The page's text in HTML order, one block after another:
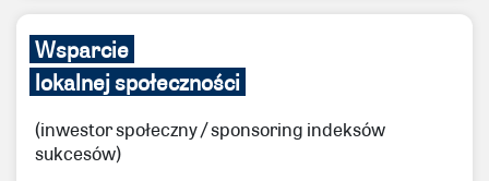
Wsparcie
lokalnej społeczności
(inwestor społeczny / sponsoring indeksów
sukcesów)